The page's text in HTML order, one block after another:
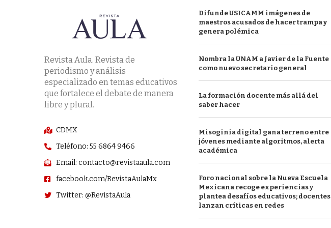
Revista Aula. Revista de
periodismo y análisis
especializado en temas educativos
que fortalece el debate de manera
libre y plural.
CDMX
Teléfono: 55 6864 9466
Email: contacto@revistaaula.com
facebook.com/RevistaAulaMx
Twitter: @RevistaAula
Difunde USICAMM imágenes de
maestros acusados de hacer trampa y
genera polémica
Nombra la UNAM a Javier de la Fuente
como nuevo secretario general
La formación docente más allá del
saber hacer
Misoginia digital gana terreno entre
jóvenes mediante algoritmos, alerta
académica
Foro nacional sobre la Nueva Escuela
Mexicana recoge experiencias y
plantea desafíos educativos; docentes
lanzan críticas en redes